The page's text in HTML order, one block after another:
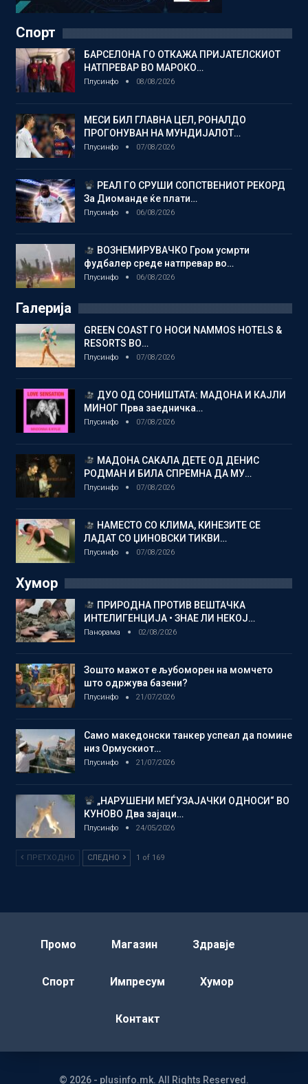
Спорт
БАРСЕЛОНА ГО ОТКАЖА ПРИЈАТЕЛСКИОТ
НАТПРЕВАР ВО МАРОКО…
Плусинфо 08/08/2026
МЕСИ БИЛ ГЛАВНА ЦЕЛ, РОНАЛДО
ПРОГОНУВАН НА МУНДИЈАЛОТ…
Плусинфо 07/08/2026
РЕАЛ ГО СРУШИ СОПСТВЕНИОТ РЕКОРД
За Диоманде ќе плати…
Плусинфо 06/08/2026
ВОЗНЕМИРУВАЧКО Гром усмрти
фудбалер среде натпревар во…
Плусинфо 06/08/2026
Галерија
GREEN COAST ГО НОСИ NAMMOS HOTELS &
RESORTS ВО…
Плусинфо 07/08/2026
ДУО ОД СОНИШТАТА: МАДОНА И КАЈЛИ
МИНОГ Прва заедничка…
Плусинфо 07/08/2026
МАДОНА САКАЛА ДЕТЕ ОД ДЕНИС
РОДМАН И БИЛА СПРЕМНА ДА МУ…
Плусинфо 07/08/2026
НАМЕСТО СО КЛИМА, КИНЕЗИТЕ СЕ
ЛАДАТ СО ЏИНОВСКИ ТИКВИ…
Плусинфо 07/08/2026
Хумор
ПРИРОДНА ПРОТИВ ВЕШТАЧКА
ИНТЕЛИГЕНЦИЈА • ЗНАЕ ЛИ НЕКОЈ…
Панорама 02/08/2026
Зошто мажот е љубоморен на момчето
што одржува базени?
Плусинфо 21/07/2026
Само македонски танкер успеал да помине
низ Ормускиот…
Плусинфо 21/07/2026
„НАРУШЕНИ МЕЃУЗАЈАЧКИ ОДНОСИ“ ВО
КУНОВО Два зајаци…
Плусинфо 24/05/2026
ПРЕТХОДНО СЛЕДНО 1 of 169
Промо Магазин Здравје
Спорт Импресум Хумор
Контакт
© 2026 - plusinfo.mk. All Rights Reserved.